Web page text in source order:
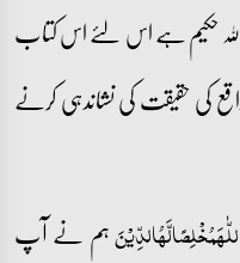
اللہ حکیم ہے اس لئے اس کتاب
کی حقیقت کی نشاندہی کرنے
ہم نے آپ